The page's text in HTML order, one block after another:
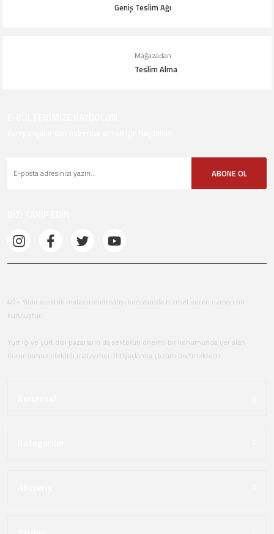
Geniş Teslim Ağı
Mağazadan
Teslim Alma
ABONE OL
40+ Yıldır elektrik malzemeleri satışı konusunda hizmet veren uzman bir
kuruluştur.
Yurt içi ve yurt dışı pazarların da sektörün önemli bir konumunda yer alan
Kurumumuz elektrik malzemeri ihtiyaçlarına çözüm üretmektedir.